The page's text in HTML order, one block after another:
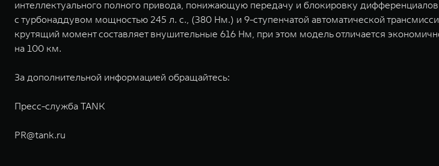
интеллектуального полного привода, понижающую передачу и блокировку
с турбонаддувом мощностью 245 л. с., (380 Нм.) и 9-ступенчатой автоматической
крутящий момент составляет внушительные 616 Нм, при этом модель отличается
на 100 км.
За дополнительной информацией обращайтесь:
Пресс-служба TANK
PR@tank.ru